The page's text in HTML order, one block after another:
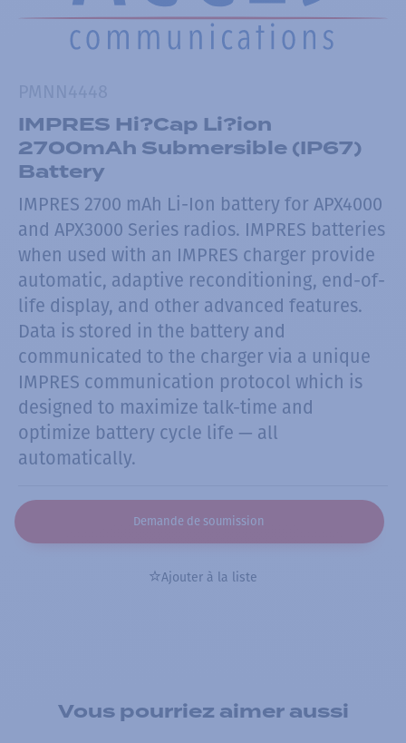
IMPRES Hi?Cap Li?ion
2700mAh Submersible (IP67)
Battery
IMPRES 2700 mAh Li-Ion battery for APX4000
and APX3000 Series radios. IMPRES batteries
when used with an IMPRES charger provide
automatic, adaptive reconditioning, end-of-
life display, and other advanced features.
Data is stored in the battery and
communicated to the charger via a unique
IMPRES communication protocol which is
designed to maximize talk-time and
optimize battery cycle life — all
automatically.
Demande de soumission
Ajouter à la liste
Vous pourriez aimer aussi